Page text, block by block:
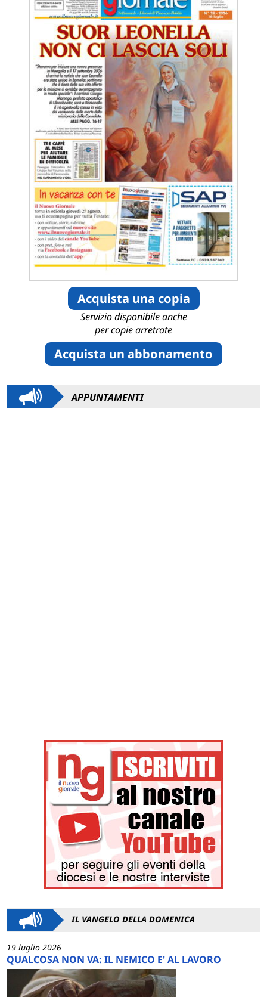
Acquista una copia
Servizio disponibile anche
per copie arretrate
Acquista un abbonamento
APPUNTAMENTI
IL VANGELO DELLA DOMENICA
19 luglio 2026
QUALCOSA NON VA: IL NEMICO E' AL LAVORO